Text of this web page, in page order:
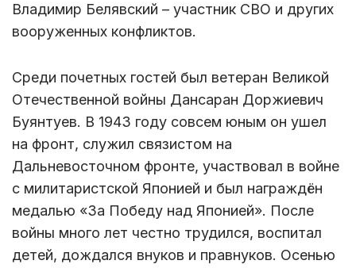
Владимир Белявский – участник СВО и других
вооруженных конфликтов.
Среди почетных гостей был ветеран Великой
Отечественной войны Дансаран Доржиевич
Буянтуев. В 1943 году совсем юным он ушел
на фронт, служил связистом на
Дальневосточном фронте, участвовал в войне
с милитаристской Японией и был награждён
медалью «За Победу над Японией». После
войны много лет честно трудился, воспитал
детей, дождался внуков и правнуков. Осенью